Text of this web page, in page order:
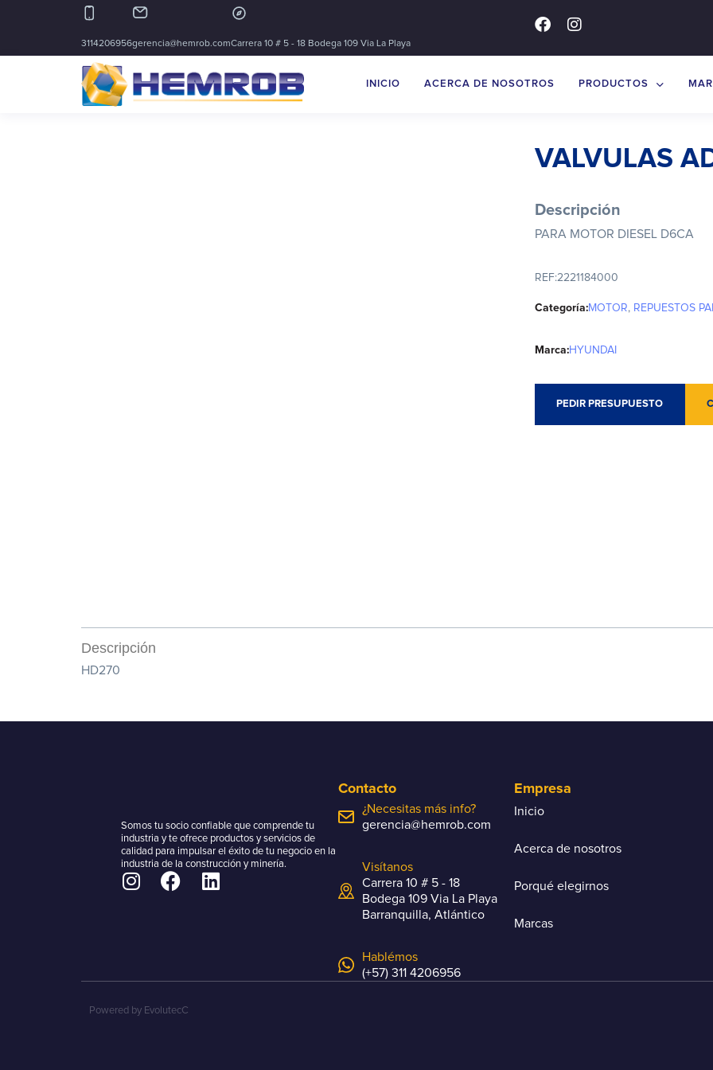
3114206956gerencia@hemrob.comCarrera 10 # 5 - 18 Bodega 109 Via La Playa
INICIO ACERCA DE NOSOTROS PRODUCTOS
VALVULAS
Descripción
PARA MOTOR DIESEL D6CA
REF:2221184000
Categoría:MOTOR, REPUESTOS
Marca:HYUNDAI
PEDIR PRESUPUESTO
Descripción
HD270
Somos tu socio confiable que comprende tu
industria y te ofrece productos y servicios de
calidad para impulsar el éxito de tu negocio en la
industria de la construcción y minería.
Contacto
¿Necesitas más info?
gerencia@hemrob.com
Visítanos
Carrera 10 # 5 - 18
Bodega 109 Via La Playa
Barranquilla, Atlántico
Hablémos
(+57) 311 4206956
Empresa
Inicio
Acerca de nosotros
Porqué elegirnos
Marcas
Powered by EvolutecC